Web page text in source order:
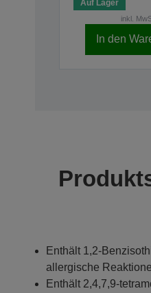
Auf Lager
inkl.
In den
Enthält 1,2-
allergische
Enthält 2,4,7,9-